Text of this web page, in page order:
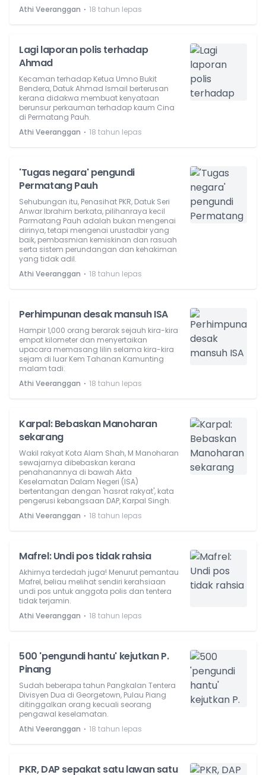
Athi Veeranggan ⋅ 18 tahun lepas
Lagi laporan polis terhadap
Ahmad
Kecaman terhadap Ketua Umno Bukit
Bendera, Datuk Ahmad Ismail berterusan
kerana didakwa membuat kenyataan
berunsur perkauman terhadap kaum Cina
di Permatang Pauh.
Athi Veeranggan ⋅ 18 tahun lepas
'Tugas negara' pengundi
Permatang Pauh
Sehubungan itu, Penasihat PKR, Datuk Seri
Anwar Ibrahim berkata, pilihanraya kecil
Parmatang Pauh adalah bukan mengenai
dirinya, tetapi mengenai urustadbir yang
baik, pembasmian kemiskinan dan rasuah
serta sistem perundangan dan kehakiman
yang tidak adil.
Athi Veeranggan ⋅ 18 tahun lepas
Perhimpunan desak mansuh ISA
Hampir 1,000 orang berarak sejauh kira-kira
empat kilometer dan menyertaikan
upacara memasang lilin selama kira-kira
sejam di luar Kem Tahanan Kamunting
malam tadi.
Athi Veeranggan ⋅ 18 tahun lepas
Karpal: Bebaskan Manoharan
sekarang
Wakil rakyat Kota Alam Shah, M Manoharan
sewajarnya dibebaskan kerana
penahanannya di bawah Akta
Keselamatan Dalam Negeri (ISA)
bertentangan dengan 'hasrat rakyat', kata
pengerusi kebangsaan DAP, Karpal Singh.
Athi Veeranggan ⋅ 18 tahun lepas
Mafrel: Undi pos tidak rahsia
Akhirnya terdedah juga! Menurut pemantau
Mafrel, beliau melihat sendiri kerahsiaan
undi pos untuk anggota polis dan tentera
tidak terjamin.
Athi Veeranggan ⋅ 18 tahun lepas
500 'pengundi hantu' kejutkan P.
Pinang
Sudah beberapa tahun Pangkalan Tentera
Divisyen Dua di Georgetown, Pulau Piang
ditinggalkan orang kecuali seorang
pengawal keselamatan.
Athi Veeranggan ⋅ 18 tahun lepas
PKR, DAP sepakat satu lawan satu